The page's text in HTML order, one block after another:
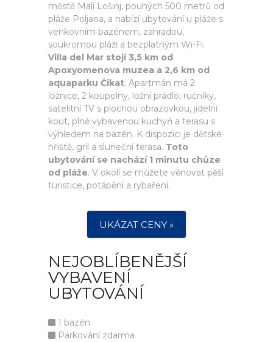
městě Mali Lošinj, pouhých 500 metrů od
pláže Poljana, a nabízí ubytování u pláže s
venkovním bazénem, zahradou,
soukromou pláží a bezplatným Wi-Fi.
Villa del Mar stojí 3,5 km od
Apoxyomenova muzea a 2,6 km od
aquaparku Čikat. Apartmán má 2
ložnice, 2 koupelny, ložní prádlo, ručníky,
satelitní TV s plochou obrazovkou, jídelní
kout, plně vybavenou kuchyň a terasu s
výhledem na bazén. K dispozici je dětské
hřiště, gril a sluneční terasa. Toto
ubytování se nachází 1 minutu chůze
od pláže. V okolí se můžete věnovat pěší
turistice, potápění a rybaření.
UKÁZAT CENY »
NEJOBLÍBENĚJŠÍ
VYBAVENÍ
UBYTOVÁNÍ
1 bazén
Parkování zdarma